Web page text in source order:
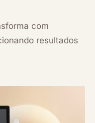
com
resultados